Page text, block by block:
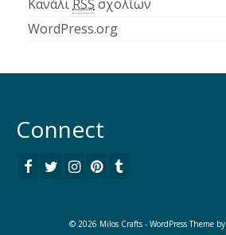
Κανάλι RSS σχολίων
WordPress.org
Connect
© 2026 Milos Crafts - WordPress Theme by